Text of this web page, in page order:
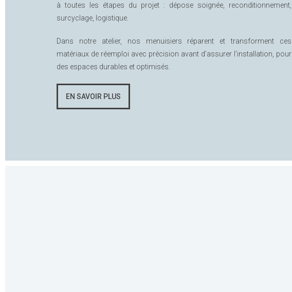
à toutes les étapes du projet : dépose soignée, reconditionnement,
surcyclage, logistique.
Dans notre atelier, nos menuisiers réparent et transforment ces
matériaux de réemploi avec précision avant d’assurer l’installation, pour
des espaces durables et optimisés.
EN SAVOIR PLUS